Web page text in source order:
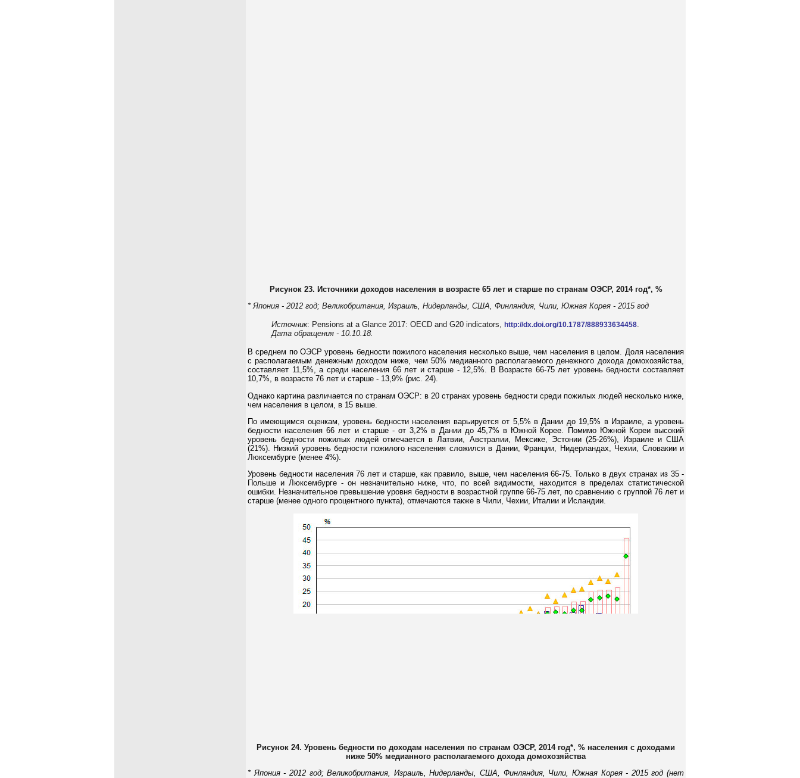
Рисунок 23. Источники доходов населения в возрасте 65 лет и старше по странам ОЭСР, 2014 год*, %
* Япония - 2012 год; Великобритания, Израиль, Нидерланды, США, Финляндия, Чили, Южная Корея - 2015 год
Источник: Pensions at a Glance 2017: OECD and G20 indicators, http://dx.doi.org/10.1787/888933634458.
Дата обращения - 10.10.18.
В среднем по ОЭСР уровень бедности пожилого населения несколько выше, чем населения в целом. Доля населения
с располагаемым денежным доходом ниже, чем 50% медианного располагаемого денежного дохода домохозяйства,
составляет 11,5%, а среди населения 66 лет и старше - 12,5%. В Возрасте 66-75 лет уровень бедности составляет
10,7%, в возрасте 76 лет и старше - 13,9% (рис. 24).
Однако картина различается по странам ОЭСР: в 20 странах уровень бедности среди пожилых людей несколько ниже,
чем населения в целом, в 15 выше.
По имеющимся оценкам, уровень бедности населения варьируется от 5,5% в Дании до 19,5% в Израиле, а уровень
бедности населения 66 лет и старше - от 3,2% в Дании до 45,7% в Южной Корее. Помимо Южной Кореи высокий
уровень бедности пожилых людей отмечается в Латвии, Австралии, Мексике, Эстонии (25-26%), Израиле и США
(21%). Низкий уровень бедности пожилого населения сложился в Дании, Франции, Нидерландах, Чехии, Словакии и
Люксембурге (менее 4%).
Уровень бедности населения 76 лет и старше, как правило, выше, чем населения 66-75. Только в двух странах из 35 -
Польше и Люксембурге - он незначительно ниже, что, по всей видимости, находится в пределах статистической
ошибки. Незначительное превышение уровня бедности в возрастной группе 66-75 лет, по сравнению с группой 76 лет и
старше (менее одного процентного пункта), отмечаются также в Чили, Чехии, Италии и Исландии.
Рисунок 24. Уровень бедности по доходам населения по странам ОЭСР, 2014 год*, % населения с доходами
ниже 50% медианного располагаемого дохода домохозяйства
* Япония - 2012 год; Великобритания, Израиль, Нидерланды, США, Финляндия, Чили, Южная Корея - 2015 год (нет